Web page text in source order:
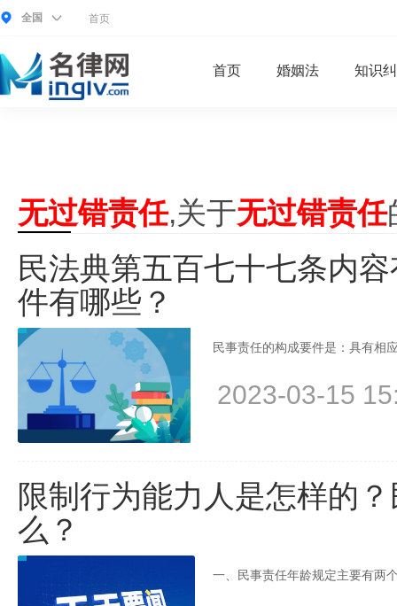
全国 首页
首页 婚姻法 知识
无过错责任,关于无过错责任
民法典第五百七十七条内
件有哪些？
民事责任的构成要件是：具有相
2023-03-15
限制行为能力人是怎样的
么？
一、民事责任年龄规定主要有两